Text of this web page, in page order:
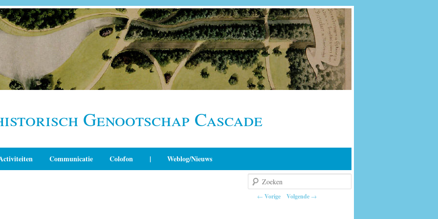
Genootschap Cascade
Communicatie Colofon | Weblog/Nieuws
Berichtnavigatie
← Vorige Volgende →